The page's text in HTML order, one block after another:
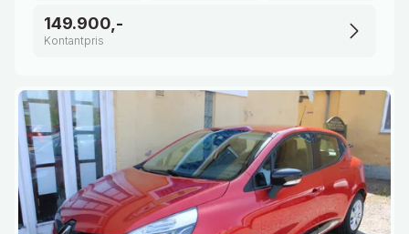
149.900,-
Kontantpris